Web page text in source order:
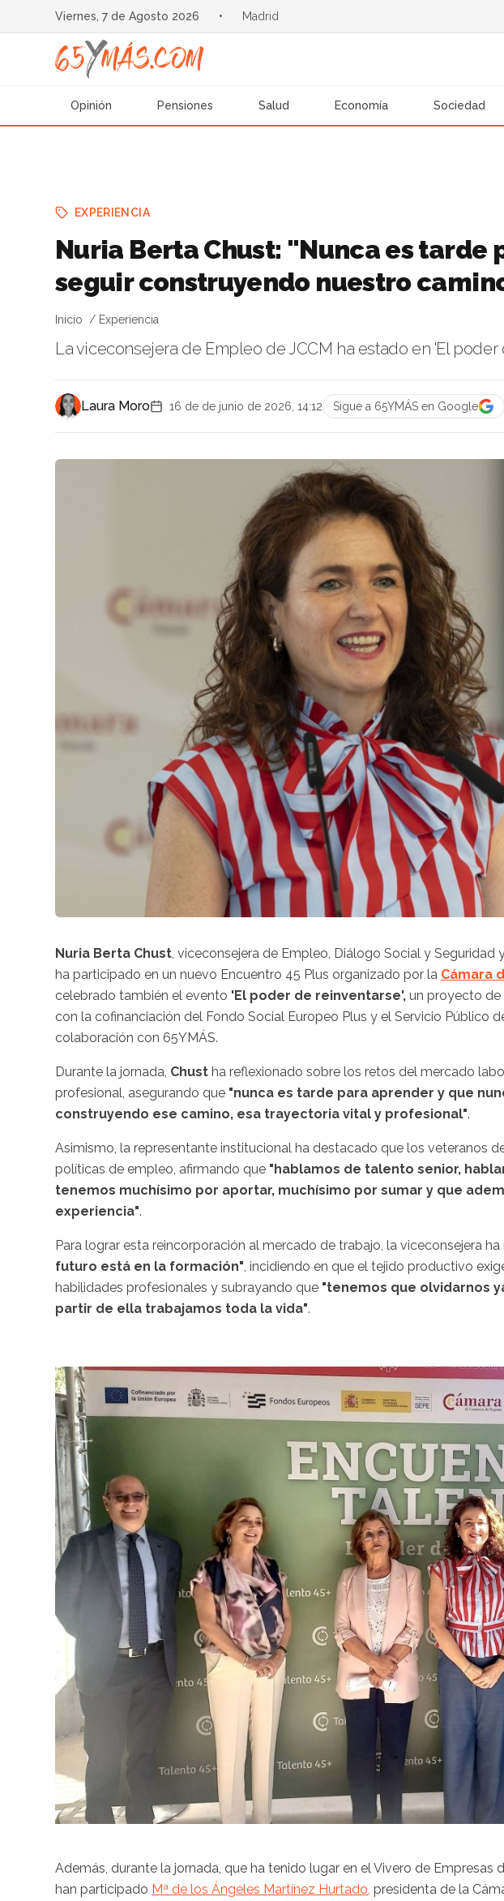
Viernes, 7 de Agosto 2026 • Madrid
Opinión Pensiones Salud Economía Sociedad
EXPERIENCIA
Nuria Berta Chust: "Nunca es tarde
seguir construyendo nuestro
Inicio Experiencia
La viceconsejera de Empleo de JCCM ha estado en 'El
Laura Moro 16 de de junio de 2026, 14:12 Sigue a 65YMÁS en Google
Nuria Berta Chust , viceconsejera de Empleo, Diálogo Social y
ha participado en un nuevo Encuentro 45 Plus organizado por la Cámara
celebrado también el evento 'El poder de reinventarse', un proyecto de
con la cofinanciación del Fondo Social Europeo Plus y el Servicio Público
colaboración con 65YMÁS.
Durante la jornada, Chust ha reflexionado sobre los retos del mercado
profesional, asegurando que "nunca es tarde para aprender y que
construyendo ese camino, esa trayectoria vital y profesional".
Asimismo, la representante institucional ha destacado que los veteranos
políticas de empleo, afirmando que "hablamos de talento senior,
tenemos muchísimo por aportar, muchísimo por sumar y que
experiencia".
Para lograr esta reincorporación al mercado de trabajo, la viceconsejera
futuro está en la formación" , incidiendo en que el tejido productivo
habilidades profesionales y subrayando que "tenemos que olvidarnos
partir de ella trabajamos toda la vida".
Además, durante la jornada, que ha tenido lugar en el Vivero de Empresas
han participado Mª de los Ángeles Martínez Hurtado, presidenta de la